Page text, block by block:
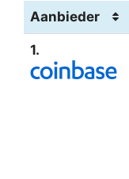
Aanbieder
1.